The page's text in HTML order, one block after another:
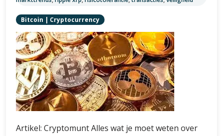
Bitcoin | Cryptocurrency
Artikel: Cryptomunt Alles wat je moet weten over